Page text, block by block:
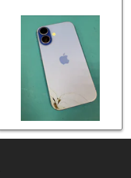
少し膨張したバッテ
リーも当日90分で安
心修理！